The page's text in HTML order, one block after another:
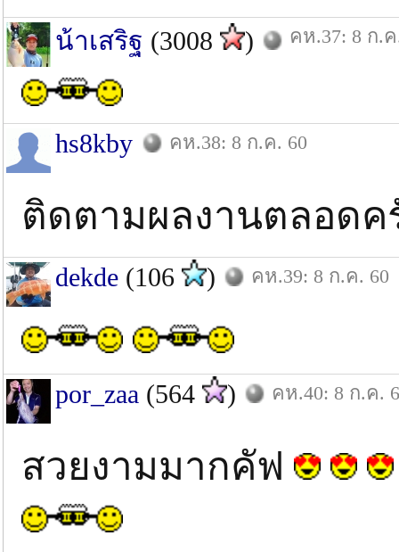
น้าเสริฐ (3008 ) คห.37: 8 ก.ค
hs8kby คห.38: 8 ก.ค. 60
ติดตามผลงานตลอดค
dekde (106 ) คห.39: 8 ก.ค. 60
por_zaa (564 ) คห.40: 8 ก.ค.
สวยงามมากคัฟ